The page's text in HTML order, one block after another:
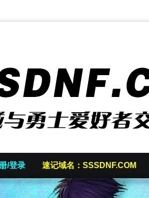
/登录 速记域名：SSSDNF.COM